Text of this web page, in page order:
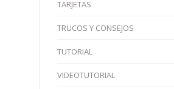
TARJETAS
TRUCOS Y CONSEJOS
TUTORIAL
VIDEOTUTORIAL